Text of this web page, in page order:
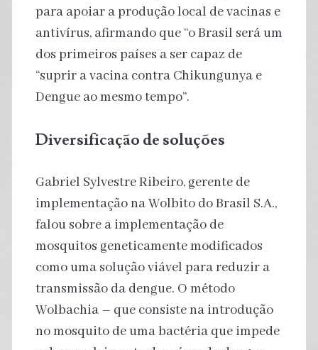
para apoiar a produção local de vacinas e
antivírus, afirmando que “o Brasil será um
dos primeiros países a ser capaz de
“suprir a vacina contra Chikungunya e
Dengue ao mesmo tempo”.
Diversificação de soluções
Gabriel Sylvestre Ribeiro, gerente de
implementação na Wolbito do Brasil S.A.,
falou sobre a implementação de
mosquitos geneticamente modificados
como uma solução viável para reduzir a
transmissão da dengue. O método
Wolbachia – que consiste na introdução
no mosquito de uma bactéria que impede